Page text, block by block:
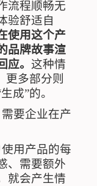
流程顺畅无
验舒适自
使用这个产
品牌故事渲
。 这种情
更多部分则
生成”的。
要企业在产
使用产品的每
、需要额外
就会产生情